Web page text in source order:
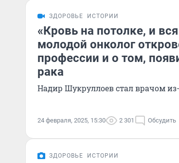
ЗДОРОВЬЕ ИСТОРИИ
«Кровь на потолке, и
молодой онколог
профессии и о том,
рака
Надир Шукруллоев стал врачом
24 февраля, 2025, 15:30 2 301 Обсудить
ЗДОРОВЬЕ ИСТОРИИ